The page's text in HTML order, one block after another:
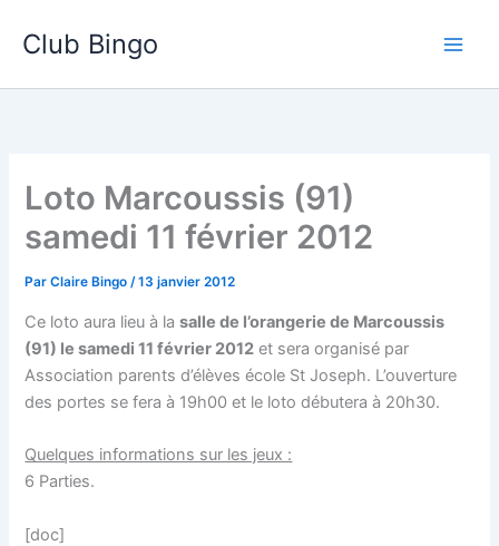
Club Bingo
Loto Marcoussis (91)
samedi 11 février 2012
ParClaire Bingo/13 janvier 2012
Ce loto aura lieu à lasalle de l’orangerie de Marcoussis
(91) le samedi 11 février 2012 et sera organisé par
Association parents d’élèves école St Joseph. L’ouverture
des portes se fera à 19h00 et le loto débutera à 20h30.
Quelques informations sur les jeux :
6 Parties.
[doc]